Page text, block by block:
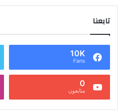
تابعنا
10K
Fans
0
متابعون